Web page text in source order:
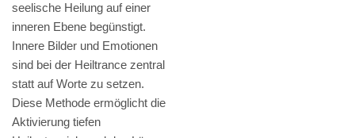
seelische Heilung auf einer
inneren Ebene begünstigt.
Innere Bilder und Emotionen
sind bei der Heiltrance zentral
statt auf Worte zu setzen.
Diese Methode ermöglicht die
Aktivierung tiefen